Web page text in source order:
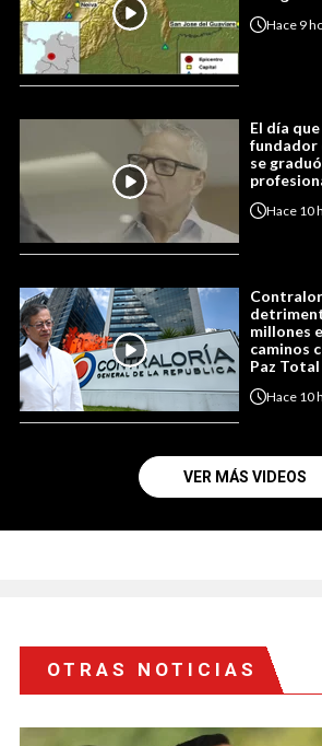
Hace 9
El día
fundador
se
Hace 10
millones
caminos
Paz Total
Hace 10
VER MÁS VIDEOS
OTRAS NOTICIAS